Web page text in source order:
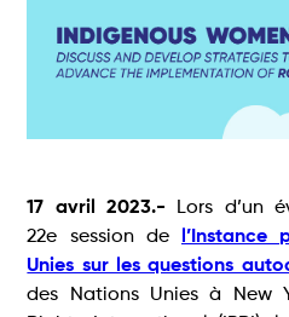
17 avril 2023.- Lors d’un
22e session de
l’Instance
Unies sur les questions
des Nations Unies à New